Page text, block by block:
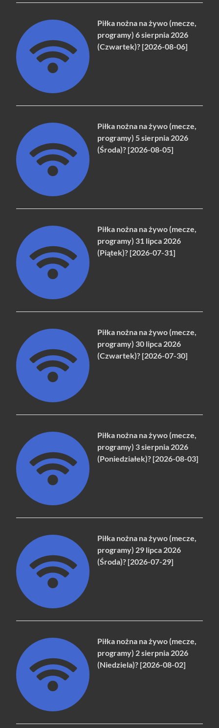
Piłka nożna na żywo (mecze,
programy) 6 sierpnia 2026
(Czwartek)? [2026-08-06]
Piłka nożna na żywo (mecze,
programy) 5 sierpnia 2026
(Środa)? [2026-08-05]
Piłka nożna na żywo (mecze,
programy) 31 lipca 2026
(Piątek)? [2026-07-31]
Piłka nożna na żywo (mecze,
programy) 30 lipca 2026
(Czwartek)? [2026-07-30]
Piłka nożna na żywo (mecze,
programy) 3 sierpnia 2026
(Poniedziałek)? [2026-08-03]
Piłka nożna na żywo (mecze,
programy) 29 lipca 2026
(Środa)? [2026-07-29]
Piłka nożna na żywo (mecze,
programy) 2 sierpnia 2026
(Niedziela)? [2026-08-02]